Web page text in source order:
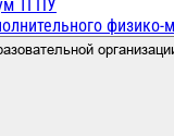
ТГПУ
физико-